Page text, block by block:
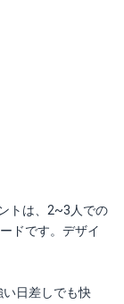
トは、2~3人での
ドです。デザイ
日差しでも快